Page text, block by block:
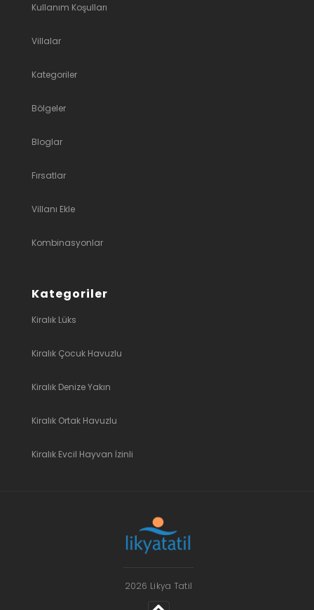
Kullanım Koşulları
Villalar
Kategoriler
Bölgeler
Bloglar
Fırsatlar
Villanı Ekle
Kombinasyonlar
Kategoriler
Kiralık Lüks
Kiralık Çocuk Havuzlu
Kiralık Denize Yakın
Kiralık Ortak Havuzlu
Kiralık Evcil Hayvan İzinli
2026 Likya Tatil